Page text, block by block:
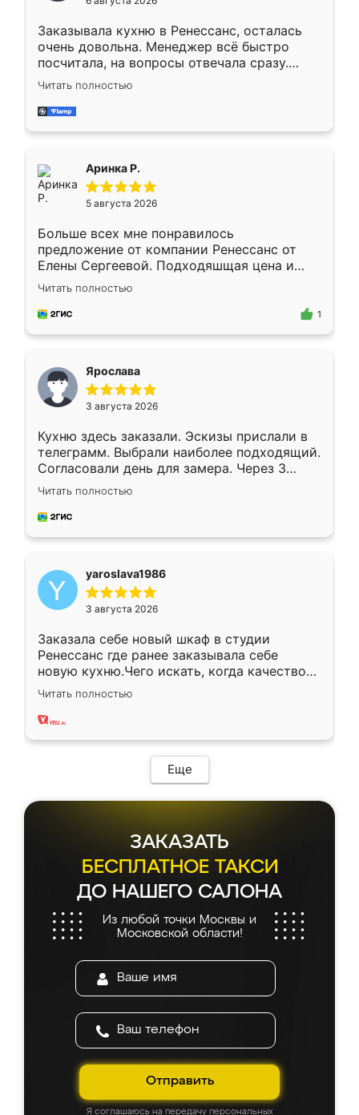
мебели буду заказывать только здесь.
Заказывала кухню в Ренессанс, осталась
очень довольна. Менеджер всё быстро
посчитала, на вопросы отвечала сразу.
Замерщик приехал в субботу, подошёл к
делу со всей ответственностью. Собрали
за день, ребята работали аккуратно, даже
Читать полностью
Аринка Р.
5 августа 2026
Больше всех мне понравилось
предложение от компании Ренессанс от
Елены Сергеевой. Подходяшщая цена и
короткие сроки изготовления. Приехавший
для замера сотрудник Владислав
предложил по моему эскизу самый
Читать полностью
1
Ярослава
3 августа 2026
Кухню здесь заказали. Эскизы прислали в
телеграмм. Выбрали наиболее подходящий.
Согласовали день для замера. Через 3
недели кухня была уже готова. Остались
довольны работой. Спасибо Ренессанс
мебель за качественную работу!
Читать полностью
yaroslava1986
3 августа 2026
Заказала себе новый шкаф в студии
Ренессанс где ранее заказывала себе
новую кухню.Чего искать, когда качеством
вполне довольна. Служит кухня уже почти
два года, нареканий нет.
Читать полностью
Еще
ЗАКАЗАТЬ
БЕСПЛАТНОЕ ТАКСИ
ДО НАШЕГО САЛОНА
Из любой точки Москвы и
Московской области!
Отправить
Я соглашаюсь на передачу персональных